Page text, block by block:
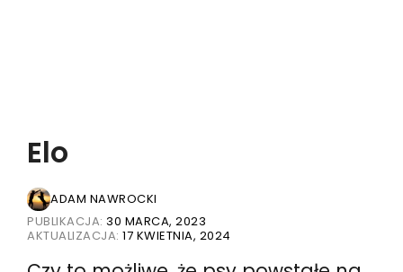
Elo
ADAM NAWROCKI
PUBLIKACJA: 30 MARCA, 2023
AKTUALIZACJA: 17 KWIETNIA, 2024